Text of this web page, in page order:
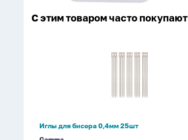
С этим товаром часто покупают
Иглы для бисера 0,4мм 25шт